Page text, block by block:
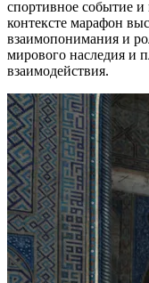
спортивное событие
контексте марафон
взаимопонимания и
мирового наследия и
взаимодействия.